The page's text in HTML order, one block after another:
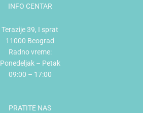
INFO CENTAR
Terazije 39, I sprat
11000 Beograd
Radno vreme:
Ponedeljak – Petak
09:00 – 17:00
PRATITE NAS